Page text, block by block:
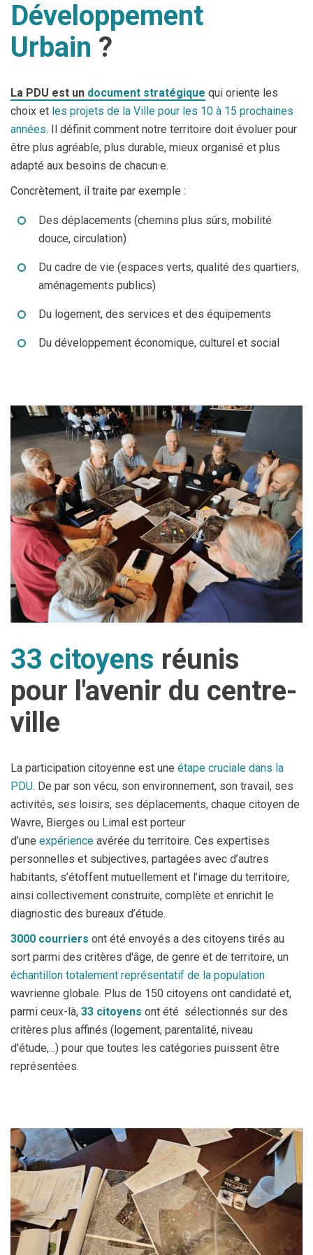
Développement
Urbain ?
La PDU est un document stratégique qui oriente les
choix et les projets de la Ville pour les 10 à 15 prochaines
années. Il définit comment notre territoire doit évoluer pour
être plus agréable, plus durable, mieux organisé et plus
adapté aux besoins de chacun·e.
Concrètement, il traite par exemple :
Des déplacements (chemins plus sûrs, mobilité
douce, circulation)
Du cadre de vie (espaces verts, qualité des quartiers,
aménagements publics)
Du logement, des services et des équipements
Du développement économique, culturel et social
33 citoyens réunis
pour l'avenir du centre-
ville
La participation citoyenne est une étape cruciale dans la
PDU. De par son vécu, son environnement, son travail, ses
activités, ses loisirs, ses déplacements, chaque citoyen de
Wavre, Bierges ou Limal est porteur
d’une expérience avérée du territoire. Ces expertises
personnelles et subjectives, partagées avec d’autres
habitants, s’étoffent mutuellement et l’image du territoire,
ainsi collectivement construite, complète et enrichit le
diagnostic des bureaux d’étude.
3000 courriers ont été envoyés a des citoyens tirés au
sort parmi des critères d'âge, de genre et de territoire, un
échantillon totalement représentatif de la population
wavrienne globale. Plus de 150 citoyens ont candidaté et,
parmi ceux-là, 33 citoyens ont été sélectionnés sur des
critères plus affinés (logement, parentalité, niveau
d'étude,...) pour que toutes les catégories puissent être
représentées.